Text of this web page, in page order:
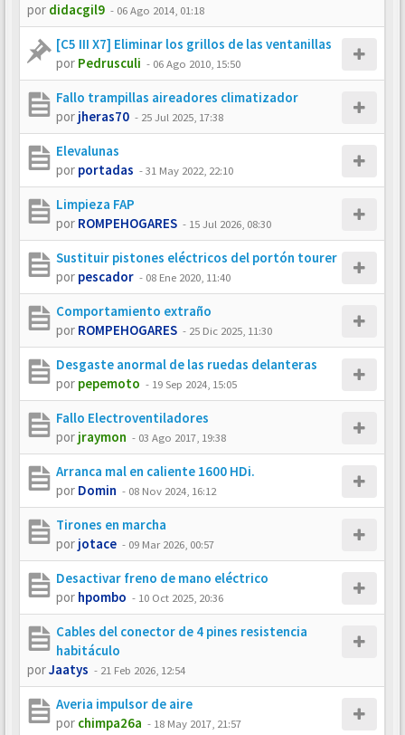
por didacgil9 - 06 Ago 2014, 01:18
[C5 III X7] Eliminar los grillos de las ventanillas
por Pedrusculi - 06 Ago 2010, 15:50
Fallo trampillas aireadores climatizador
por jheras70 - 25 Jul 2025, 17:38
Elevalunas
por portadas -31 May 2022, 22:10
Limpieza FAP
por ROMPEHOGARES - 15 Jul 2026, 08:30
Sustituir pistones eléctricos del portón tourer
por pescador - 08 Ene 2020, 11:40
Comportamiento extraño
por ROMPEHOGARES - 25 Dic 2025, 11:30
Desgaste anormal de las ruedas delanteras
por pepemoto - 19 Sep 2024, 15:05
Fallo Electroventiladores
por jraymon - 03 Ago 2017, 19:38
Arranca mal en caliente 1600 HDi.
por Domin - 08 Nov 2024, 16:12
Tirones en marcha
por jotace - 09 Mar 2026, 00:57
Desactivar freno de mano eléctrico
por hpombo - 10 Oct 2025, 20:36
Cables del conector de 4 pines resistencia
habitáculo
porJaatys - 21 Feb 2026, 12:54
Averia impulsor de aire
por chimpa26a - 18 May 2017, 21:57